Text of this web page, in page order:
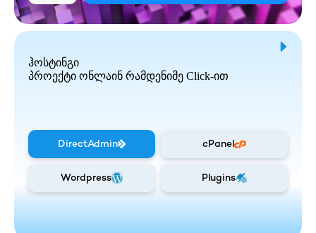
ჰოსტინგი
პროექტი ონლაინ რამდენიმე Click-ით
DirectAdmin cPanel
Wordpress Plugins